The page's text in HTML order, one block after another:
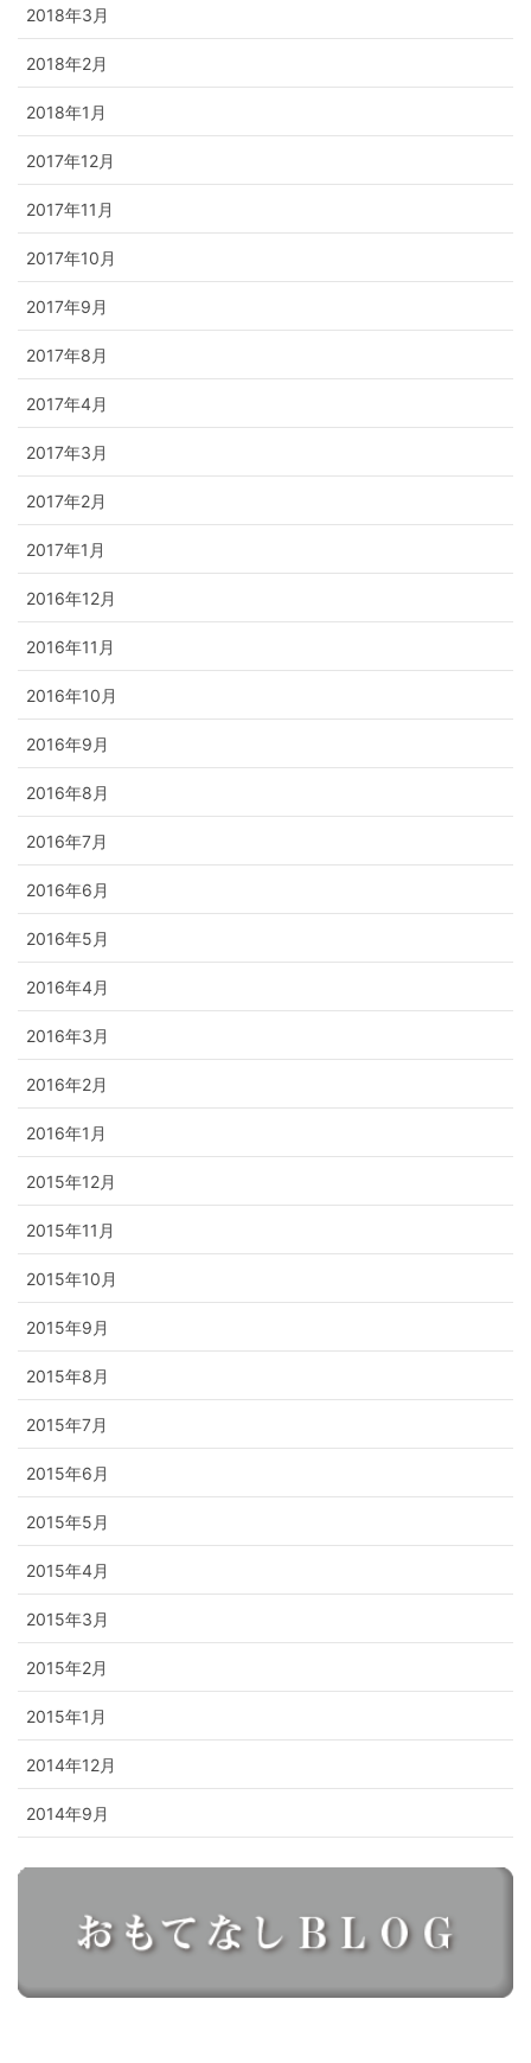
2018年3月
2018年2月
2018年1月
2017年12月
2017年11月
2017年10月
2017年9月
2017年8月
2017年4月
2017年3月
2017年2月
2017年1月
2016年12月
2016年11月
2016年10月
2016年9月
2016年8月
2016年7月
2016年6月
2016年5月
2016年4月
2016年3月
2016年2月
2016年1月
2015年12月
2015年11月
2015年10月
2015年9月
2015年8月
2015年7月
2015年6月
2015年5月
2015年4月
2015年3月
2015年2月
2015年1月
2014年12月
2014年9月